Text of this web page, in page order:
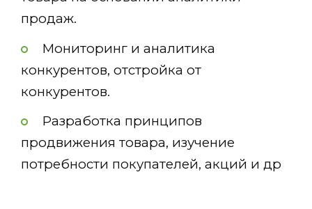
продаж.
Мониторинг и аналитика
конкурентов, отстройка от
конкурентов.
Разработка принципов
продвижения товара, изучение
потребности покупателей, акций и др